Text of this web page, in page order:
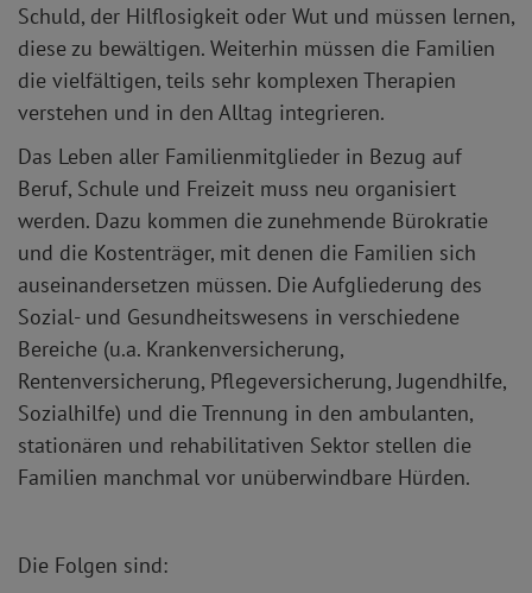
Schuld, der Hilflosigkeit oder Wut und müssen lernen,
diese zu bewältigen. Weiterhin müssen die Familien
die vielfältigen, teils sehr komplexen Therapien
verstehen und in den Alltag integrieren.
Das Leben aller Familienmitglieder in Bezug auf
Beruf, Schule und Freizeit muss neu organisiert
werden. Dazu kommen die zunehmende Bürokratie
und die Kostenträger, mit denen die Familien sich
auseinandersetzen müssen. Die Aufgliederung des
Sozial- und Gesundheitswesens in verschiedene
Bereiche (u.a. Krankenversicherung,
Rentenversicherung, Pflegeversicherung, Jugendhilfe,
Sozialhilfe) und die Trennung in den ambulanten,
stationären und rehabilitativen Sektor stellen die
Familien manchmal vor unüberwindbare Hürden.
Die Folgen sind: